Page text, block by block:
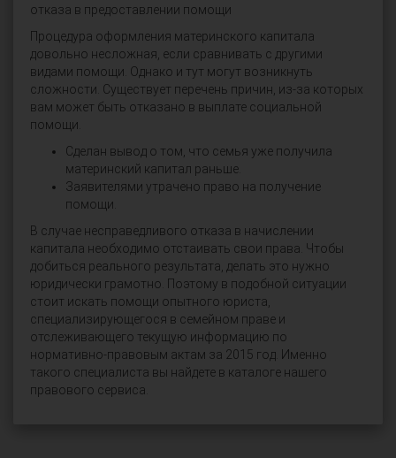
отказа в предоставлении помощи
Процедура оформления материнского капитала
довольно несложная, если сравнивать с другими
видами помощи. Однако и тут могут возникнуть
сложности. Существует перечень причин, из-за которых
вам может быть отказано в выплате социальной
помощи.
Сделан вывод о том, что семья уже получила
материнский капитал раньше.
Заявителями утрачено право на получение
помощи.
В случае несправедливого отказа в начислении
капитала необходимо отстаивать свои права. Чтобы
добиться реального результата, делать это нужно
юридически грамотно. Поэтому в подобной ситуации
стоит искать помощи опытного юриста,
специализирующегося в семейном праве и
отслеживающего текущую информацию по
нормативно-правовым актам за 2015 год. Именно
такого специалиста вы найдете в каталоге нашего
правового сервиса.